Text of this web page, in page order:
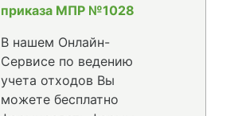
приказа МПР №1028
В нашем Онлайн-
Сервисе по ведению
учета отходов Вы
можете бесплатно